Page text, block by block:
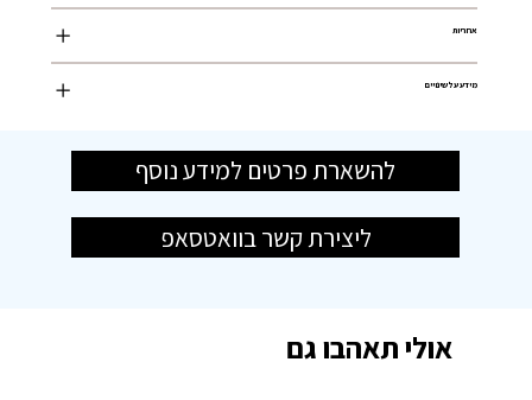
אחריות
מידע על שינויים
להשארת פרטים למידע נוסף
ליצירת קשר בוואטסאפ
אולי תאהבו גם